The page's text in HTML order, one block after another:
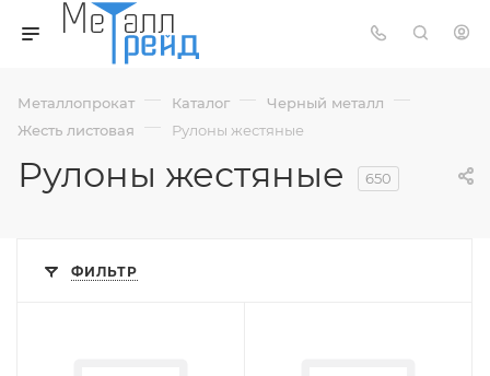
Металлопрокат — Каталог — Черный металл —
Жесть листовая — Рулоны жестяные
Рулоны жестяные 650
ФИЛЬТР